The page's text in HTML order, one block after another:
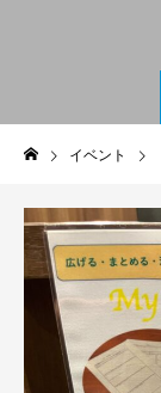
イベント